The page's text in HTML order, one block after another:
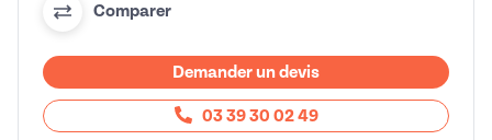
Comparer
Demander un devis
03 39 30 02 49